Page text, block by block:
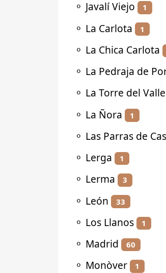
⚬ Javalí Viejo 1
⚬ La Carlota 1
⚬ La Chica Carlota
⚬ La Pedraja de
⚬ La Torre del Valle
⚬ La Ñora 1
⚬ Las Parras de
⚬ Lerga 1
⚬ Lerma 3
⚬ León 33
⚬ Los Llanos 1
⚬ Madrid 60
⚬ Monòver 1